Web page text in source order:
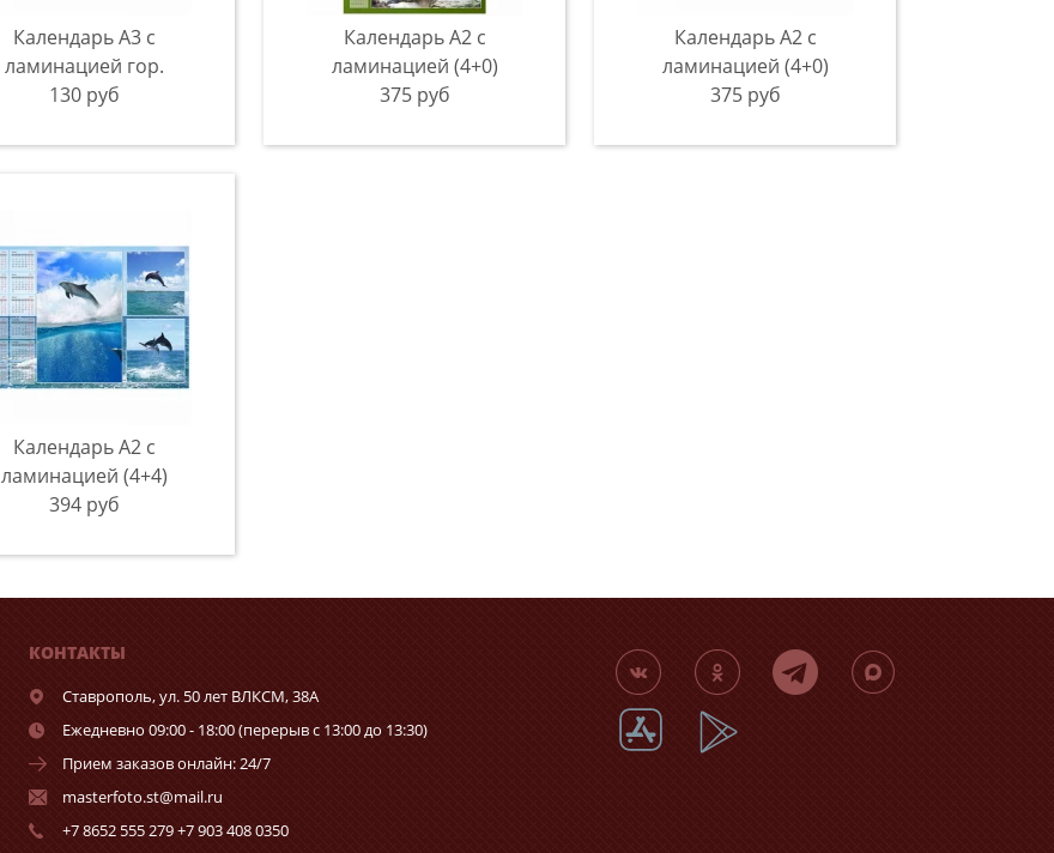
Календарь А3 с
ламинацией гор.
130 руб
Календарь А2 с
ламинацией (4+0)
375 руб
Календарь А2 с
ламинацией (4+0)
375 руб
Календарь А2 с
ламинацией (4+4)
394 руб
КОНТАКТЫ
Ставрополь,ул. 50 лет ВЛКСМ, 38А
Ежедневно 09:00 - 18:00 (перерыв с 13:00 до 13:30)
Прием заказов онлайн: 24/7
masterfoto.st@mail.ru
+7 8652 555 279 +7 903 408 0350